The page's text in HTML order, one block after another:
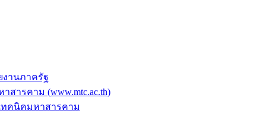
งานภาครัฐ
ารคาม (www.mtc.ac.th)
ทคนิคมหาสารคาม